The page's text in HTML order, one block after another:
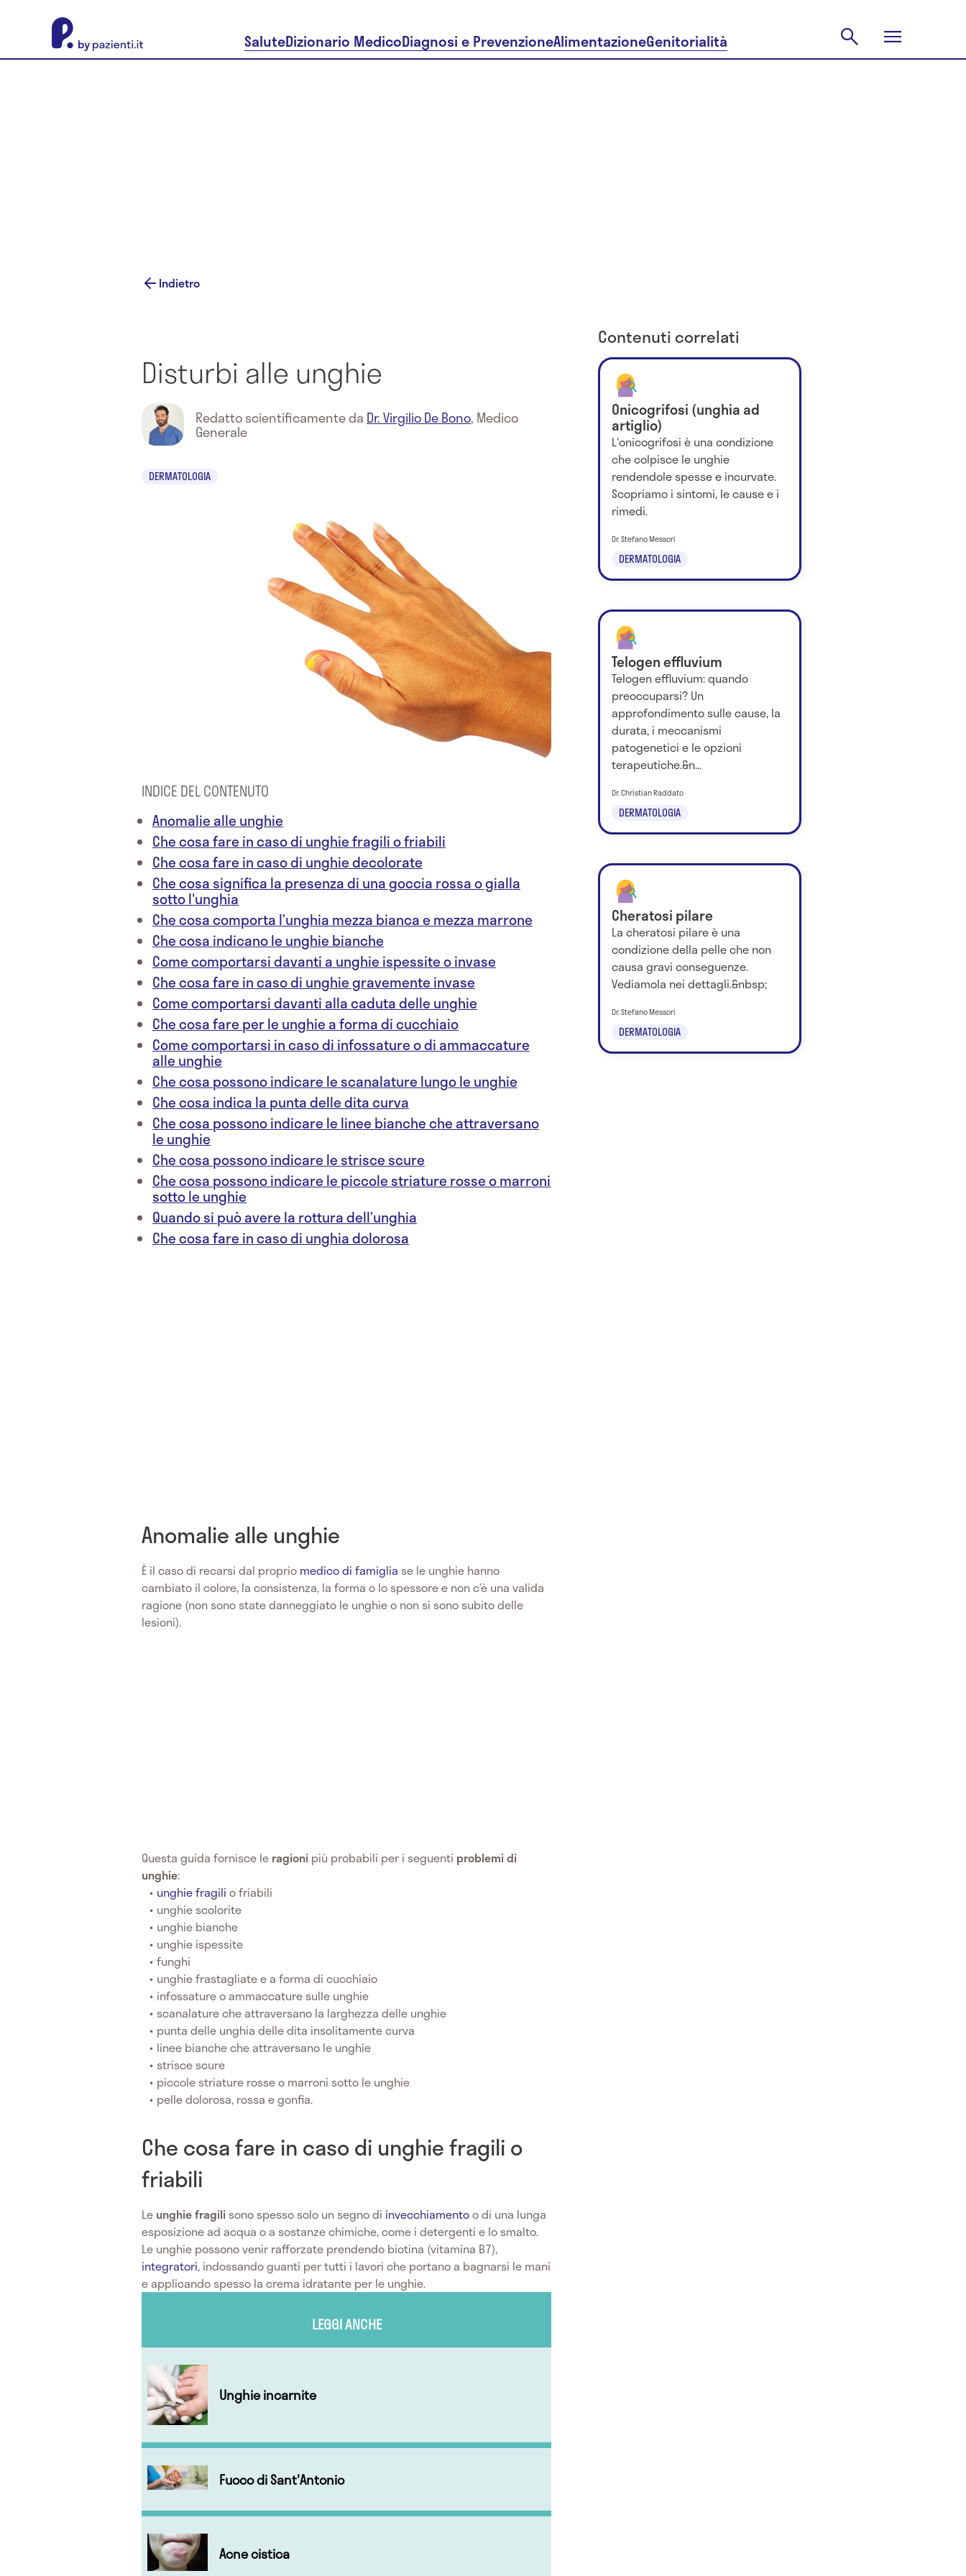
SaluteDizionario MedicoDiagnosi e PrevenzioneAlimentazioneGenitorialità
Indietro
Disturbi alle unghie
Redatto scientificamente da Dr. Virgilio De Bono, Medico
Generale
DERMATOLOGIA
INDICE DEL CONTENUTO
Anomalie alle unghie
Che cosa fare in caso di unghie fragili o friabili
Che cosa fare in caso di unghie decolorate
Che cosa significa la presenza di una goccia rossa o gialla
sotto l'unghia
Che cosa comporta l’unghia mezza bianca e mezza marrone
Che cosa indicano le unghie bianche
Come comportarsi davanti a unghie ispessite o invase
Che cosa fare in caso di unghie gravemente invase
Come comportarsi davanti alla caduta delle unghie
Che cosa fare per le unghie a forma di cucchiaio
Come comportarsi in caso di infossature o di ammaccature
alle unghie
Che cosa possono indicare le scanalature lungo le unghie
Che cosa indica la punta delle dita curva
Che cosa possono indicare le linee bianche che attraversano
le unghie
Che cosa possono indicare le strisce scure
Che cosa possono indicare le piccole striature rosse o marroni
sotto le unghie
Quando si può avere la rottura dell’unghia
Che cosa fare in caso di unghia dolorosa
Anomalie alle unghie
È il caso di recarsi dal proprio medico di famiglia se le unghie hanno
cambiato il colore, la consistenza, la forma o lo spessore e non c’è una valida
ragione (non sono state danneggiato le unghie o non si sono subito delle
lesioni).
Questa guida fornisce le ragioni più probabili per i seguenti problemi di
unghie:
unghie fragili o friabili
unghie scolorite
unghie bianche
unghie ispessite
funghi
unghie frastagliate e a forma di cucchiaio
infossature o ammaccature sulle unghie
scanalature che attraversano la larghezza delle unghie
punta delle unghia delle dita insolitamente curva
linee bianche che attraversano le unghie
strisce scure
piccole striature rosse o marroni sotto le unghie
pelle dolorosa, rossa e gonfia.
Che cosa fare in caso di unghie fragili o
friabili
Le unghiefragili sono spesso solo un segno di invecchiamentoo di una lunga
esposizione ad acqua o a sostanze chimiche, come i detergenti e lo smalto.
Le unghie possono venir rafforzate prendendo biotina (vitamina B7),
integratori, indossando guanti per tutti i lavori che portano a bagnarsi le mani
e applicando spesso la crema idratante per le unghie.
LEGGI ANCHE
Unghie incarnite
Fuoco di Sant'Antonio
Acne cistica
Contenuti correlati
Onicogrifosi (unghia ad
artiglio)
L'onicogrifosi è una condizione
che colpisce le unghie
rendendole spesse e incurvate.
Scopriamo i sintomi, le cause e i
rimedi.
DERMATOLOGIA
Dr. Stefano Messori
Telogen effluvium
Telogen effluvium: quando
preoccuparsi? Un
approfondimento sulle cause, la
durata, i meccanismi
patogenetici e le opzioni
terapeutiche.&n...
DERMATOLOGIA
Dr. Christian Raddato
Cheratosi pilare
La cheratosi pilare è una
condizione della pelle che non
causa gravi conseguenze.
Vediamola nei dettagli.&nbsp;
DERMATOLOGIA
Dr. Stefano Messori